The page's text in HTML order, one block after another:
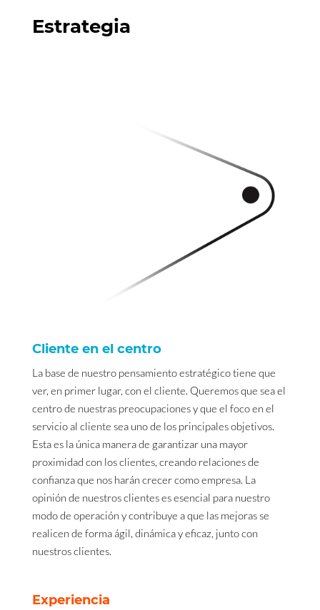
Estrategia
Cliente en el centro
La base de nuestro pensamiento estratégico tiene que
ver, en primer lugar, con el cliente. Queremos que sea el
centro de nuestras preocupaciones y que el foco en el
servicio al cliente sea uno de los principales objetivos.
Esta es la única manera de garantizar una mayor
proximidad con los clientes, creando relaciones de
confianza que nos harán crecer como empresa. La
opinión de nuestros clientes es esencial para nuestro
modo de operación y contribuye a que las mejoras se
realicen de forma ágil, dinámica y eficaz, junto con
nuestros clientes.
Experiencia